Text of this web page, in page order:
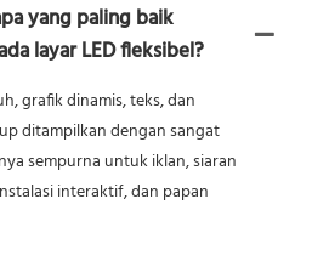
yang paling baik
layar LED fleksibel?
grafik dinamis, teks, dan
ditampilkan dengan sangat
sempurna untuk iklan, siaran
interaktif, dan papan